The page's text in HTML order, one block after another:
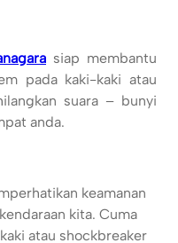
siap membantu
pada kaki-kaki atau
suara – bunyi
anda.
keamanan
kita. Cuma
atau shockbreaker